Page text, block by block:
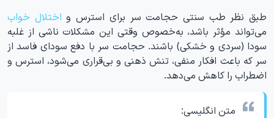
طبق نظر طب سنتی حجامت سر برای استرس و اختلال خواب
می‌تواند مؤثر باشد، به‌خصوص وقتی این مشکلات ناشی از غلبه
سودا (سردی و خشکی) باشند. حجامت سر با دفع سودای فاسد از
سر که باعث افکار منفی، تنش ذهنی و بی‌قراری می‌شود، استرس و
اضطراب را کاهش می‌دهد.
متن انگلیسی: